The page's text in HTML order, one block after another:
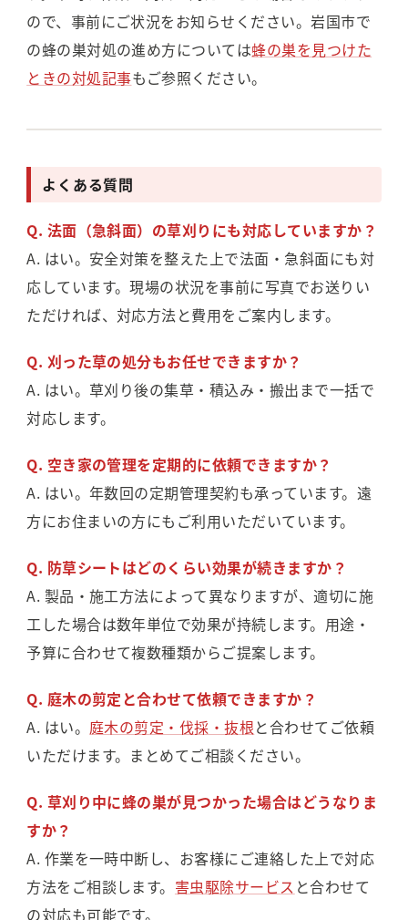
ので、事前にご状況をお知らせください。岩国市で
の蜂の巣対処の進め方については蜂の巣を見つけた
ときの対処記事もご参照ください。
よくある質問
Q. 法面（急斜面）の草刈りにも対応していますか？
A. はい。安全対策を整えた上で法面・急斜面にも対
応しています。現場の状況を事前に写真でお送りい
ただければ、対応方法と費用をご案内します。
Q. 刈った草の処分もお任せできますか？
A. はい。草刈り後の集草・積込み・搬出まで一括で
対応します。
Q. 空き家の管理を定期的に依頼できますか？
A. はい。年数回の定期管理契約も承っています。遠
方にお住まいの方にもご利用いただいています。
Q. 防草シートはどのくらい効果が続きますか？
A. 製品・施工方法によって異なりますが、適切に施
工した場合は数年単位で効果が持続します。用途・
予算に合わせて複数種類からご提案します。
Q. 庭木の剪定と合わせて依頼できますか？
A. はい。 庭木の剪定・伐採・抜根と合わせてご依頼
いただけます。まとめてご相談ください。
Q. 草刈り中に蜂の巣が見つかった場合はどうなりま
すか？
A. 作業を一時中断し、お客様にご連絡した上で対応
方法をご相談します。 害虫駆除サービス と合わせて
の対応も可能です。